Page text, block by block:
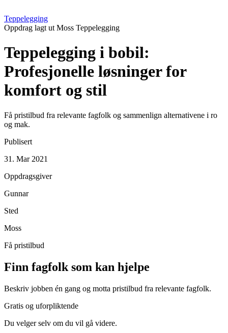
Teppelegging
Oppdrag lagt ut Moss Teppelegging
Teppelegging i bobil:
Profesjonelle løsninger for
komfort og stil
Få pristilbud fra relevante fagfolk og sammenlign alternativene i ro
og mak.
Publisert
31. Mar 2021
Oppdragsgiver
Gunnar
Sted
Moss
Få pristilbud
Finn fagfolk som kan hjelpe
Beskriv jobben én gang og motta pristilbud fra relevante fagfolk.
Gratis og uforpliktende
Du velger selv om du vil gå videre.